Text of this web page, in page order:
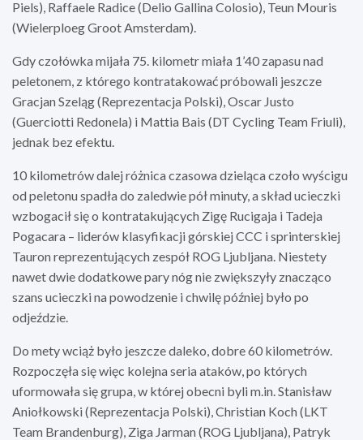
Piels), Raffaele Radice (Delio Gallina Colosio), Teun Mouris
(Wielerploeg Groot Amsterdam).
Gdy czołówka mijała 75. kilometr miała 1’40 zapasu nad
peletonem, z którego kontratakować próbowali jeszcze
Gracjan Szeląg (Reprezentacja Polski), Oscar Justo
(Guerciotti Redonela) i Mattia Bais (DT Cycling Team Friuli),
jednak bez efektu.
10 kilometrów dalej różnica czasowa dzieląca czoło wyścigu
od peletonu spadła do zaledwie pół minuty, a skład ucieczki
wzbogacił się o kontratakujących Zigę Rucigaja i Tadeja
Pogacara – liderów klasyfikacji górskiej CCC i sprinterskiej
Tauron reprezentujących zespół ROG Ljubljana. Niestety
nawet dwie dodatkowe pary nóg nie zwiększyły znacząco
szans ucieczki na powodzenie i chwilę później było po
odjeździe.
Do mety wciąż było jeszcze daleko, dobre 60 kilometrów.
Rozpoczęła się więc kolejna seria ataków, po których
uformowała się grupa, w której obecni byli m.in. Stanisław
Aniołkowski (Reprezentacja Polski), Christian Koch (LKT
Team Brandenburg), Ziga Jarman (ROG Ljubljana), Patryk